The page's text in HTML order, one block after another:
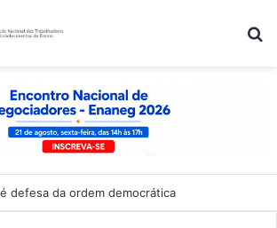
defesa da ordem democrática